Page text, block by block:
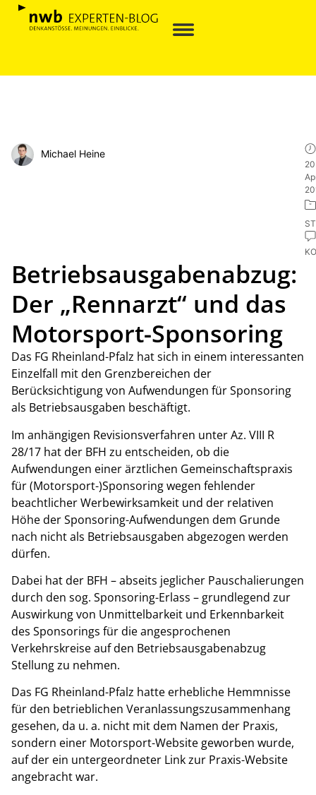
Michael Heine
Betriebsausgabenabzug:
Der „Rennarzt“ und das
Motorsport-Sponsoring
Das FG Rheinland-Pfalz hat sich in einem interessanten
Einzelfall mit den Grenzbereichen der
Berücksichtigung von Aufwendungen für Sponsoring
als Betriebsausgaben beschäftigt.
Im anhängigen Revisionsverfahren unter Az. VIII R
28/17 hat der BFH zu entscheiden, ob die
Aufwendungen einer ärztlichen Gemeinschaftspraxis
für (Motorsport-)Sponsoring wegen fehlender
beachtlicher Werbewirksamkeit und der relativen
Höhe der Sponsoring-Aufwendungen dem Grunde
nach nicht als Betriebsausgaben abgezogen werden
dürfen.
Dabei hat der BFH – abseits jeglicher Pauschalierungen
durch den sog. Sponsoring-Erlass – grundlegend zur
Auswirkung von Unmittelbarkeit und Erkennbarkeit
des Sponsorings für die angesprochenen
Verkehrskreise auf den Betriebsausgabenabzug
Stellung zu nehmen.
Das FG Rheinland-Pfalz hatte erhebliche Hemmnisse
für den betrieblichen Veranlassungszusammenhang
gesehen, da u. a. nicht mit dem Namen der Praxis,
sondern einer Motorsport-Website geworben wurde,
auf der ein untergeordneter Link zur Praxis-Website
angebracht war.